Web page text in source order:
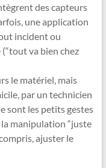
des capteurs
une application
incident ou
va bien chez
le matériel, mais
par un technicien
sont les petits gestes
manipulation “juste
ajuster le